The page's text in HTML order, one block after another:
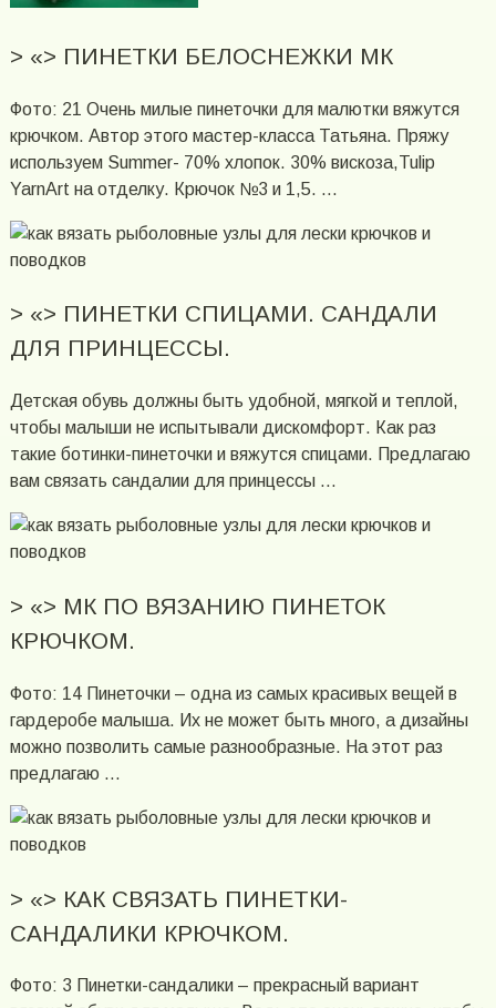
> «> ПИНЕТКИ БЕЛОСНЕЖКИ МК
Фото: 21 Очень милые пинеточки для малютки вяжутся
крючком. Автор этого мастер-класса Татьяна. Пряжу
используем Summer- 70% хлопок. 30% вискоза,Tulip
YarnArt на отделку. Крючок №3 и 1,5. …
> «> ПИНЕТКИ СПИЦАМИ. САНДАЛИ
ДЛЯ ПРИНЦЕССЫ.
Детская обувь должны быть удобной, мягкой и теплой,
чтобы малыши не испытывали дискомфорт. Как раз
такие ботинки-пинеточки и вяжутся спицами. Предлагаю
вам связать сандалии для принцессы …
> «> МК ПО ВЯЗАНИЮ ПИНЕТОК
КРЮЧКОМ.
Фото: 14 Пинеточки – одна из самых красивых вещей в
гардеробе малыша. Их не может быть много, а дизайны
можно позволить самые разнообразные. На этот раз
предлагаю …
> «> КАК СВЯЗАТЬ ПИНЕТКИ-
САНДАЛИКИ КРЮЧКОМ.
Фото: 3 Пинетки-сандалики – прекрасный вариант